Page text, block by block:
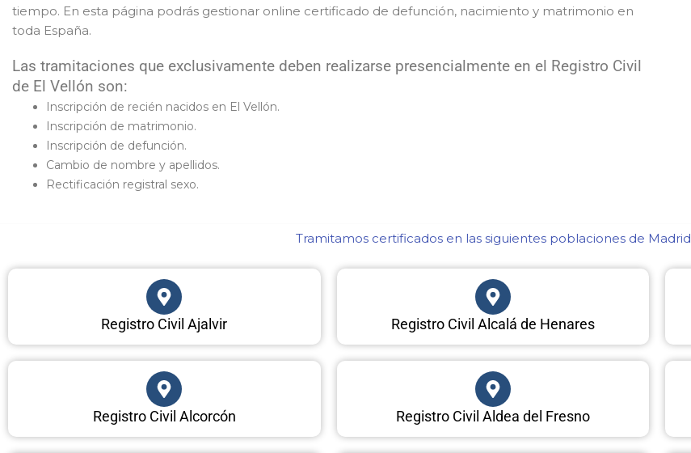
tiempo. En esta página podrás gestionar online certificado de defunción, nacimiento y matrimonio en
toda España.
Las tramitaciones que exclusivamente deben realizarse presencialmente en el Registro Civil
de El Vellón son:
Inscripción de recién nacidos en El Vellón.
Inscripción de matrimonio.
Inscripción de defunción.
Cambio de nombre y apellidos.
Rectificación registral sexo.
Tramitamos certificados en las siguientes poblaciones de Madrid​
Registro Civil Ajalvir Registro Civil Alcalá de Henares
Registro Civil Alcorcón Registro Civil Aldea del Fresno